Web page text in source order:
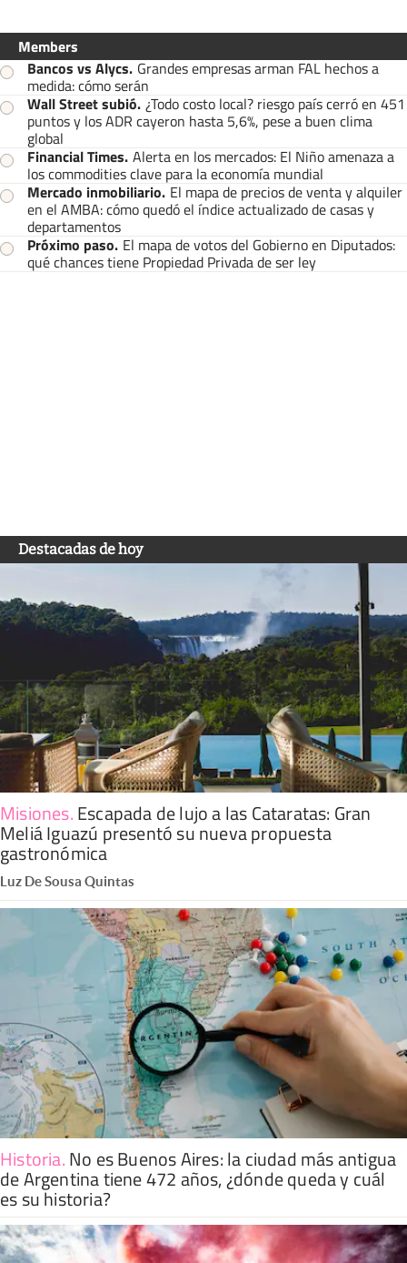
Members
Bancos vs Alycs. Grandes empresas arman FAL hechos a
medida: cómo serán
Wall Street subió. ¿Todo costo local? riesgo país cerró en 451
puntos y los ADR cayeron hasta 5,6%, pese a buen clima
global
Financial Times. Alerta en los mercados: El Niño amenaza a
los commodities clave para la economía mundial
Mercado inmobiliario. El mapa de precios de venta y alquiler
en el AMBA: cómo quedó el índice actualizado de casas y
departamentos
Próximo paso. El mapa de votos del Gobierno en Diputados:
qué chances tiene Propiedad Privada de ser ley
Destacadas de hoy
Misiones.Escapada de lujo a las Cataratas: Gran
Meliá Iguazú presentó su nueva propuesta
gastronómica
Luz De Sousa Quintas
Historia.No es Buenos Aires: la ciudad más antigua
de Argentina tiene 472 años, ¿dónde queda y cuál
es su historia?